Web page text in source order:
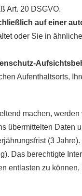
Art. 20 DSGVO.
auf einer
oder Sie in
Aufenthaltsorts,
machen,
übermittelten
(3
Das berechtigte
entlasten zu